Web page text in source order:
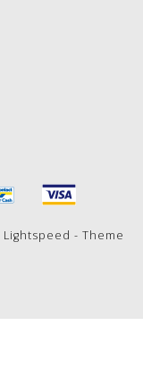
Lightspeed
- Theme